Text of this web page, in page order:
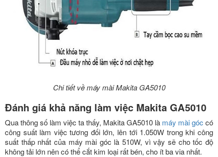
Chi tiết về máy mài Makita GA5010
Đánh giá khả năng làm việc Makita GA5010
Qua thông số làm việc ta thấy, Makita GA5010 là máy mài góc có
công suất làm việc tương đối lớn, lên tới 1.050W trong khi công
suất thấp nhất của máy mài góc là 510W, vì vậy sẽ cho tốc độ
không tải lớn nên có thể cắt kim loại rất bén, cho ít ba via nhất.